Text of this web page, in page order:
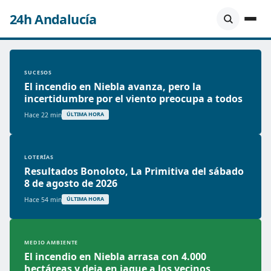
24h Andalucía
SUCESOS
El incendio en Niebla avanza, pero la
incertidumbre por el viento preocupa a todos
Hace 22 min ÚLTIMA HORA
LOTERÍAS
Resultados Bonoloto, La Primitiva del sábado
8 de agosto de 2026
Hace 54 min ÚLTIMA HORA
MEDIO AMBIENTE
El incendio en Niebla arrasa con 4.000